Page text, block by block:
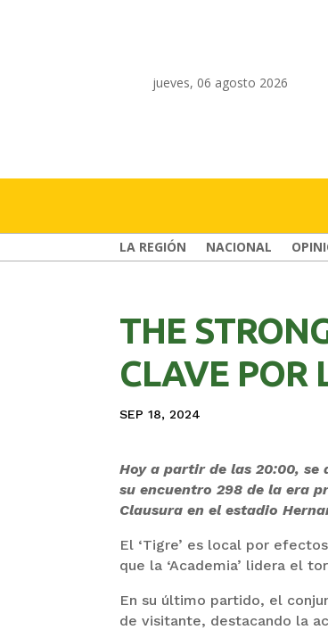
jueves, 06 agosto 2026
LA REGIÓN NACIONAL
THE
CLAVE POR
SEP 18, 2024
Hoy a partir de las 20:00, se
su encuentro 298 de la era
Clausura en el estadio
El ‘Tigre’ es local por
que la ‘Academia’ lidera el
En su último partido, el
de visitante, destacando la